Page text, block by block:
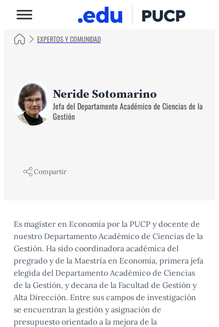
EXPERTOS Y COMUNIDAD
Neride Sotomarino
Jefa del Departamento Académico de Ciencias de la
Gestión
Compartir
Es magíster en Economía por la PUCP y docente de
nuestro Departamento Académico de Ciencias de la
Gestión. Ha sido coordinadora académica del
pregrado y de la Maestría en Economía, primera jefa
elegida del Departamento Académico de Ciencias
de la Gestión, y decana de la Facultad de Gestión y
Alta Dirección. Entre sus campos de investigación
se encuentran la gestión y asignación de
presupuesto orientado a la mejora de la